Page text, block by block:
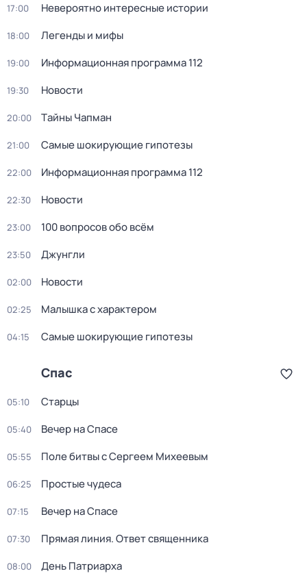
17:00 Невероятно интересные истории
18:00 Легенды и мифы
19:00 Информационная программа 112
19:30 Новости
20:00 Тaйны Чапман
21:00 Самые шoкиpующие гипотезы
22:00 Информационная программа 112
22:30 Новости
23:00 100 вопросов обо всём
23:50 Джунгли
02:00 Новости
02:25 Малышка с характером
04:15 Самые шoкиpующие гипотезы
Спас
05:10 Старцы
05:40 Вечер на Спасе
05:55 Поле битвы с Сергеем Михеевым
06:25 Простые чудеса
07:15 Вечер на Спасе
07:30 Прямая линия. Ответ священника
08:00 Дeнь Патриаpха